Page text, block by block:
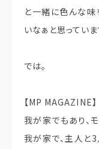
と一緒に色んな
いなぁと思っていま
では。
【MP MAGAZINE】
我が家でもあり、
我が家で、主人と